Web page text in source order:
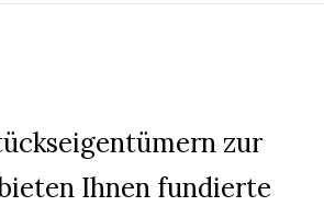
zur
Ihnen fundierte